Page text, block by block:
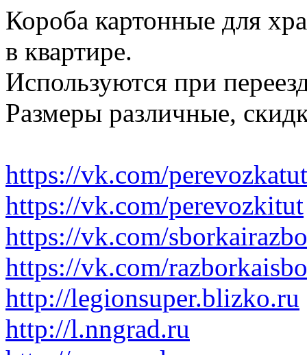
Короба картонные для
в квартире.
Используются при
Размеры различные,
https://vk.com/perevozkatut
https://vk.com/perevozkitut
https://vk.com/
https://vk.com/
http://legionsuper.blizko.ru
http://l.nngrad.ru